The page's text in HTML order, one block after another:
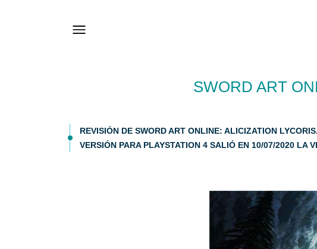
SWORD ART
REVISIÓN DE SWORD ART ONLINE: ALICIZATION
VERSIÓN PARA PLAYSTATION 4 SALIÓ EN 10/07/2020 LA